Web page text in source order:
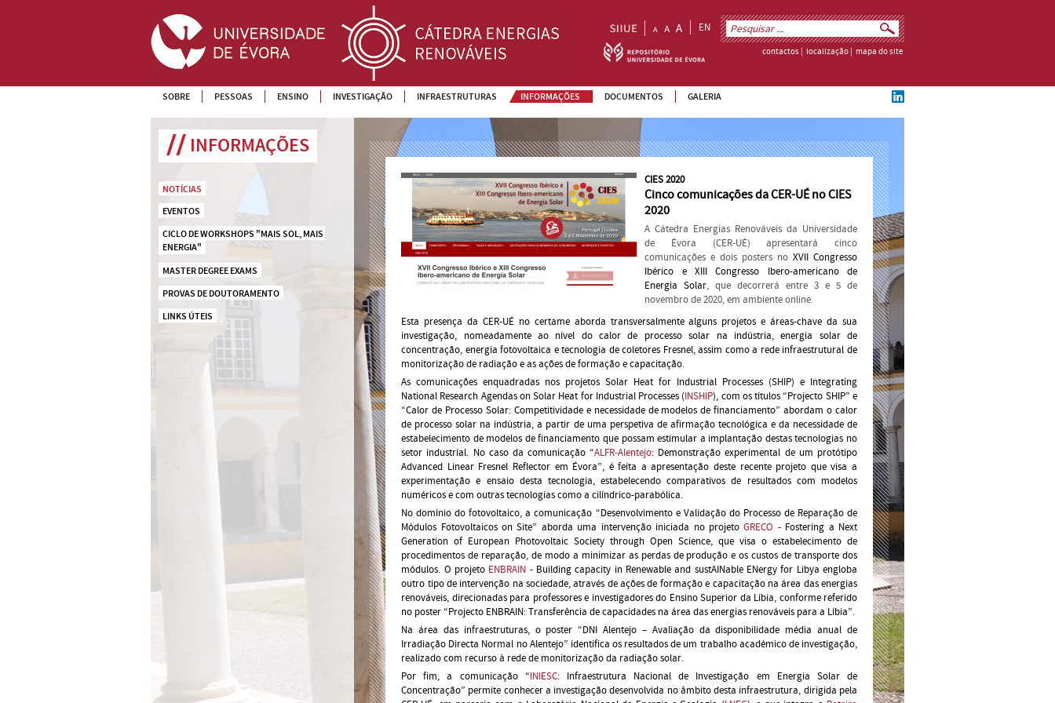
EN
contactos localização mapa do site
SOBRE PESSOAS ENSINO INVESTIGAÇÃO INFRAESTRUTURAS INFORMAÇÕES DOCUMENTOS GALERIA
INFORMAÇÕES
NOTÍCIAS
EVENTOS
CICLO DE WORKSHOPS "MAIS SOL, MAIS
ENERGIA"
MASTER DEGREE EXAMS
PROVAS DE DOUTORAMENTO
LINKS ÚTEIS
CIES 2020
Cinco comunicações da CER-UÉ no CIES
2020
A Cátedra Energias Renováveis da Universidade
de Évora (CER-UÉ) apresentará cinco
comunicações e dois posters noXVII Congresso
Ibérico e XIII Congresso Ibero-americano de
Energia Solar, que decorrerá entre 3 e 5 de
novembro de 2020, em ambiente online.
Esta presença da CER-UÉ no certame aborda transversalmente alguns projetos e áreas-chave da sua
investigação, nomeadamente ao nível do calor de processo solar na indústria, energia solar de
concentração, energia fotovoltaica e tecnologia de coletores Fresnel, assim como a rede infraestrutural de
monitorização de radiação e as ações de formação e capacitação.
As comunicações enquadradas nos projetos Solar Heat for Industrial Processes (SHIP) e Integrating
National Research Agendas on Solar Heat for Industrial Processes (INSHIP), com os títulos “Projecto SHIP” e
“Calor de Processo Solar: Competitividade e necessidade de modelos de financiamento” abordam o calor
de processo solar na indústria, a partir de uma perspetiva de afirmação tecnológica e da necessidade de
estabelecimento de modelos de financiamento que possam estimular a implantação destas tecnologias no
setor industrial. No caso da comunicação “ALFR-Alentejo: Demonstração experimental de um protótipo
Advanced Linear Fresnel Reflector em Évora”, é feita a apresentação deste recente projeto que visa a
experimentação e ensaio desta tecnologia, estabelecendo comparativos de resultados com modelos
numéricos e com outras tecnologias como a cilíndrico-parabólica.
No domínio do fotovoltaico, a comunicação “Desenvolvimento e Validação do Processo de Reparação de
Módulos Fotovoltaicos on Site” aborda uma intervenção iniciada no projetoGRECO - Fostering a Next
Generation of European Photovoltaic Society through Open Science, que visa o estabelecimento de
procedimentos de reparação, de modo a minimizar as perdas de produção e os custos de transporte dos
módulos. O projeto ENBRAIN - Building capacity in Renewable and sustAINable ENergy for Libya engloba
outro tipo de intervenção na sociedade, através de ações de formação e capacitação na área das energias
renováveis, direcionadas para professores e investigadores do Ensino Superior da Líbia, conforme referido
no poster “Projecto ENBRAIN: Transferência de capacidades na área das energias renováveis para a Líbia”.
Na área das infraestruturas, o poster “DNI Alentejo – Avaliação da disponibilidade média anual de
Irradiação Directa Normal no Alentejo” identifica os resultados de um trabalho académico de investigação,
realizado com recurso à rede de monitorização da radiação solar.
Por fim, a comunicação “INIESC: Infraestrutura Nacional de Investigação em Energia Solar de
Concentração” permite conhecer a investigação desenvolvida no âmbito desta infraestrutura, dirigida pela